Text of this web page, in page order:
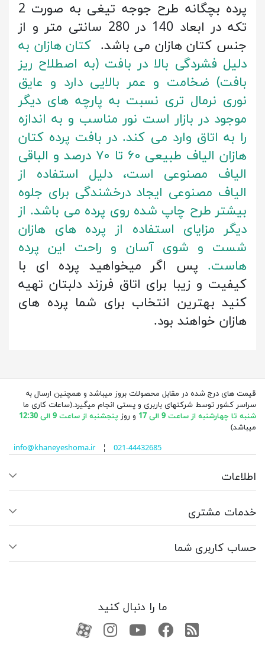
پرده بچگانه طرح جوجه تیغی به صورت 2
تکه در ابعاد 140 در 280 سانتی متر و از
جنس کتان هازان می باشد. کتان هازان به
دلیل فشردگی بالا در بافت (به اصطلاح ریز
بافت) ضخامت و عمر بالایی دارد و عایق
نوری نرمال تری نسبت به پارچه های دیگر
موجود در بازار است نور مناسب و به اندازه
را به اتاق وارد می کند. در بافت پرده کتان
هازان الیاف طبیعی ۶۰ تا ۷۰ درصد و الباقی
الیاف مصنوعی است، دلیل استفاده از
الیاف مصنوعی ایجاد درخشندگی برای جلوه
بیشتر طرح چاپ شده روی پرده می باشد. از
دیگر مزایای استفاده از پرده های هازان
شست و شوی آسان و راحت این پرده
هاست. پس اگر میخواهید پرده ای با
کیفیت و زیبا برای اتاق فرزند دلبتان تهیه
کنید بهترین انتخاب برای شما پرده های
هازان خواهند بود.
قیمت های درج شده در مقابل محصولات بروز میباشد و همچنین ارسال به
سراسر کشور توسط شرکتهای باربری و پستی انجام میگیرد.(ساعات کاری ما
شنبه تا چهارشنبه از ساعت 9 الی 17
و روز پنجشنبه از ساعت 9 الی 12:30
میباشد)
info@khaneyeshoma.ir¦ 021-44432685
اطلاعات
خدمات مشتری
حساب کاربری شما
ما را دنبال کنید
RSSفیسبوکیوتیوبکانال آپارات
کانال آپارات